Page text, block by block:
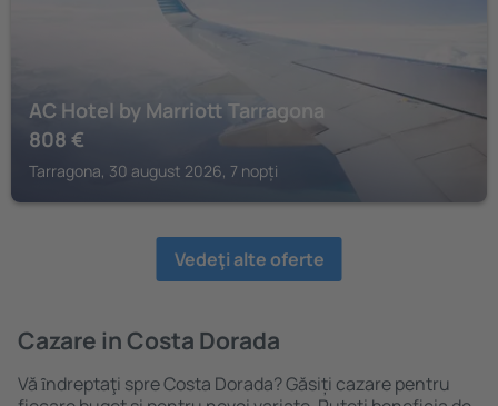
AC Hotel by Marriott Tarragona
808 €
Tarragona, 30 august 2026, 7 nopți
Vedeţi alte oferte
Cazare in Costa Dorada
Vă ȋndreptaţi spre Costa Dorada? Găsiți cazare pentru